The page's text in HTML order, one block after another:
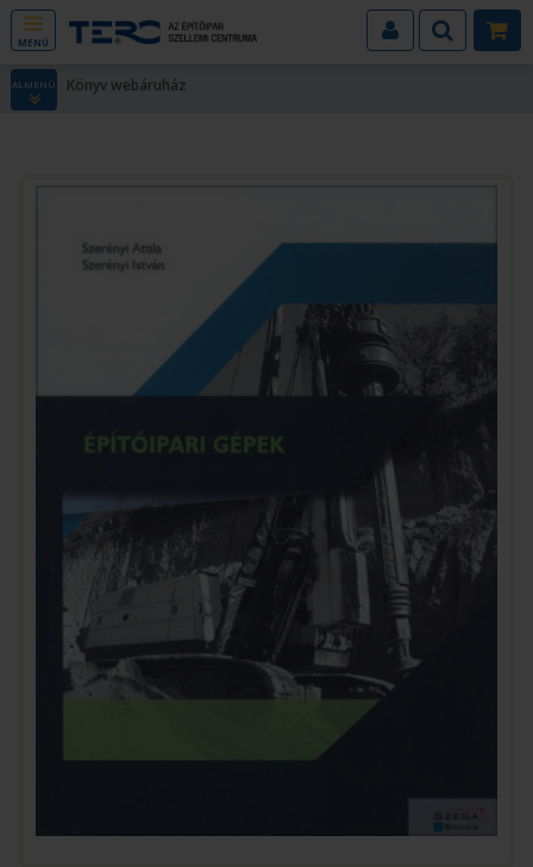
MENÜ
ALMENÜ Könyv webáruház